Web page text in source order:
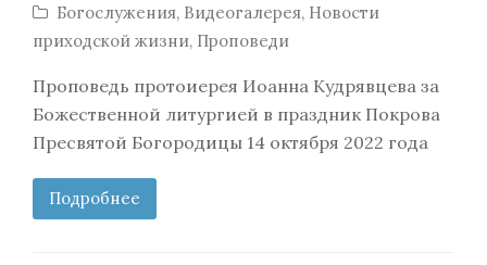
Богослужения, Видеогалерея, Новости
приходской жизни, Проповеди
Проповедь протоиерея Иоанна Кудрявцева за
Божественной литургией в праздник Покрова
Пресвятой Богородицы 14 октября 2022 года
Подробнее